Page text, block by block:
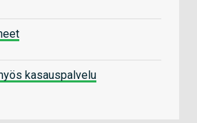
kasauspalvelu